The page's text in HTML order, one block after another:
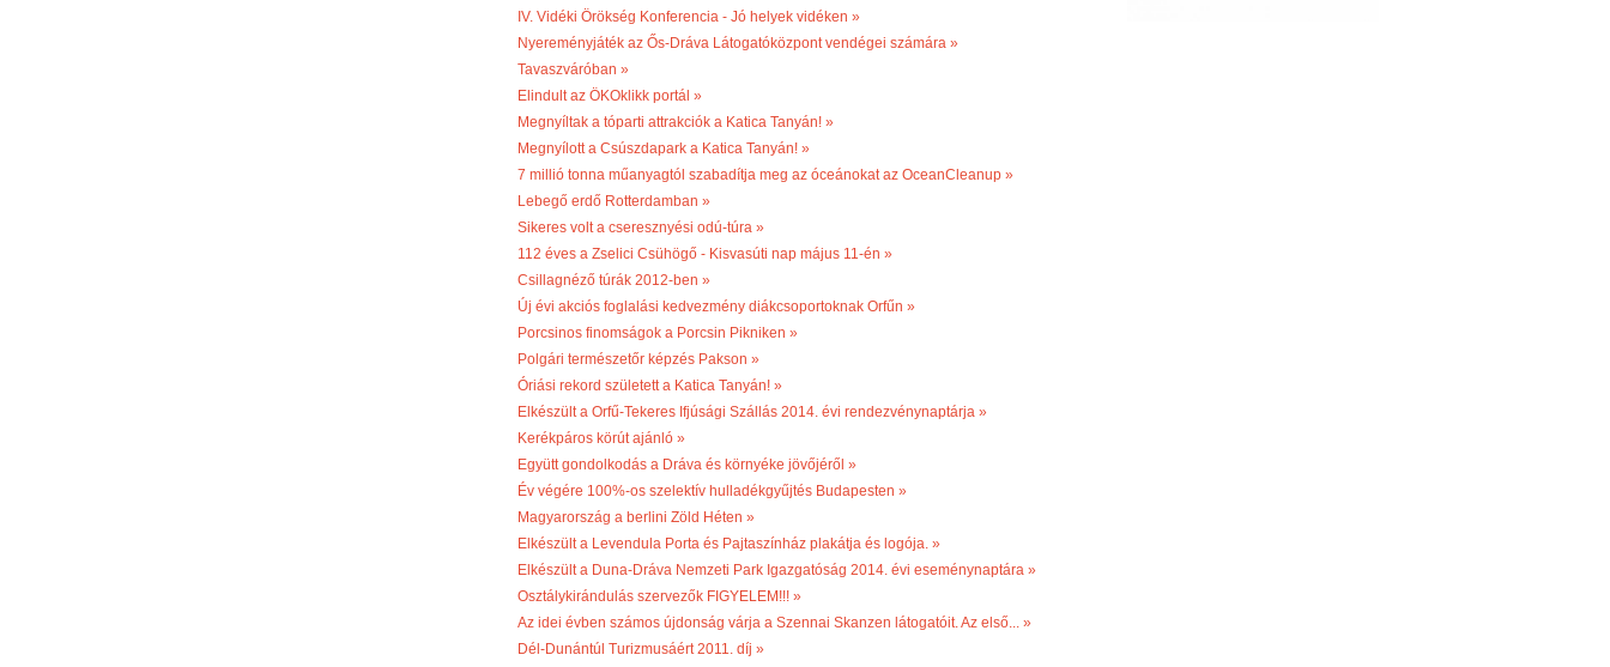
IV. Vidéki Örökség Konferencia - Jó helyek vidéken »
Nyereményjáték az Ős-Dráva Látogatóközpont vendégei számára »
Tavaszváróban »
Elindult az ÖKOklikk portál »
Megnyíltak a tóparti attrakciók a Katica Tanyán! »
Megnyílott a Csúszdapark a Katica Tanyán! »
7 millió tonna műanyagtól szabadítja meg az óceánokat az OceanCleanup »
Lebegő erdő Rotterdamban »
Sikeres volt a cseresznyési odú-túra »
112 éves a Zselici Csühögő - Kisvasúti nap május 11-én »
Csillagnéző túrák 2012-ben »
Új évi akciós foglalási kedvezmény diákcsoportoknak Orfűn »
Porcsinos finomságok a Porcsin Pikniken »
Polgári természetőr képzés Pakson »
Óriási rekord született a Katica Tanyán! »
Elkészült a Orfű-Tekeres Ifjúsági Szállás 2014. évi rendezvénynaptárja »
Kerékpáros körút ajánló »
Együtt gondolkodás a Dráva és környéke jövőjéről »
Év végére 100%-os szelektív hulladékgyűjtés Budapesten »
Magyarország a berlini Zöld Héten »
Elkészült a Levendula Porta és Pajtaszínház plakátja és logója. »
Elkészült a Duna-Dráva Nemzeti Park Igazgatóság 2014. évi eseménynaptára »
Osztálykirándulás szervezők FIGYELEM!!! »
Az idei évben számos újdonság várja a Szennai Skanzen látogatóit. Az első... »
Dél-Dunántúl Turizmusáért 2011. díj »